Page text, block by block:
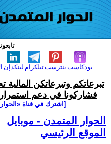
لينكدإن تيلكرامبنترست بودكاست
تبرعاتكم وتبرعاتكن
فشاركونا في دعم
[اشترك في قناة
الحوار المتمدن - موبايل
الموقع الرئيسي